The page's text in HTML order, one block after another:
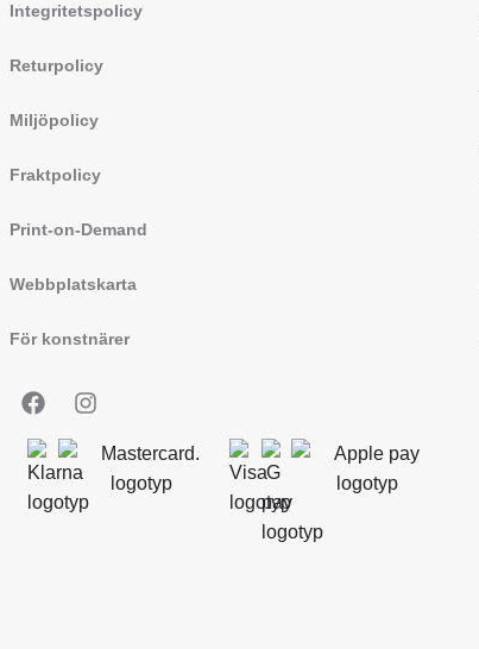
Integritetspolicy
Returpolicy
Miljöpolicy
Fraktpolicy
Print-on-Demand
Webbplatskarta
För konstnärer